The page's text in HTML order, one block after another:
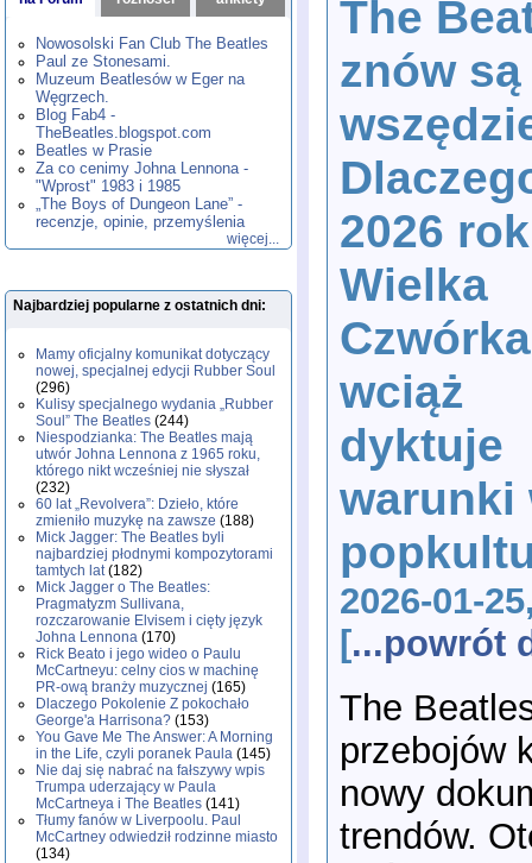
,1982,1983 ,1984,
1985,1986,1987 ,1988,1989,
1990, 1991,1992,1993
1995,1996 ,1997,1998 ,1999,
2000,2001, 2004
2005,2006, 2007
2010,2011,2012,2013,2014
2015,2016, 2017,
2020,2021,2022,2023,2024 ,
2025,2026
Nowosolski Fan Club The Beatles
Paul ze Stonesami.
Muzeum Beatlesów w Eger na
Węgrzech.
Blog Fab4 -
TheBeatles.blogspot.com
Beatles w Prasie
Za co cenimy Johna Lennona -
"Wprost" 1983 i 1985
„The Boys of Dungeon Lane” -
recenzje, opinie, przemyślenia
więcej...
Najbardziej popularne z ostatnich dni:
Mamy oficjalny komunikat dotyczący
nowej, specjalnej edycji Rubber Soul
(296)
Kulisy specjalnego wydania „Rubber
Soul” The Beatles (244)
Niespodzianka: The Beatles mają
utwór Johna Lennona z 1965 roku,
którego nikt wcześniej nie słyszał
(232)
60 lat „Revolvera”: Dzieło, które
zmieniło muzykę na zawsze (188)
Mick Jagger: The Beatles byli
najbardziej płodnymi kompozytorami
tamtych lat(182)
Mick Jagger o The Beatles:
Pragmatyzm Sullivana,
rozczarowanie Elvisem i cięty język
Johna Lennona (170)
Rick Beato i jego wideo o Paulu
McCartneyu: celny cios w machinę
PR-ową branży muzycznej (165)
Dlaczego Pokolenie Z pokochało
George'a Harrisona? (153)
You Gave Me The Answer: A Morning
in the Life, czyli poranek Paula (145)
Nie daj się nabrać na fałszywy wpis
Trumpa uderzający w Paula
McCartneya i The Beatles (141)
Tłumy fanów w Liverpoolu. Paul
McCartney odwiedził rodzinne miasto
(134)
The
znów są
2026
Wielka
Czwórka
wciąż
dyktuje
warunki
2026-01-
[...powrót
The
przebojów
nowy
trendów.